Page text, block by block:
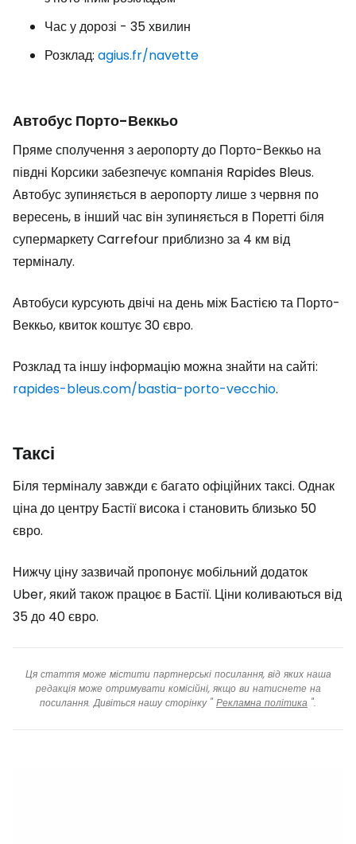
Час у дорозі - 35 хвилин
Розклад: agius.fr/navette
Автобус Порто-Веккьо
Пряме сполучення з аеропорту до Порто-Веккьо на
півдні Корсики забезпечує компанія Rapides Bleus.
Автобус зупиняється в аеропорту лише з червня по
вересень, в інший час він зупиняється в Поретті біля
супермаркету Carrefour приблизно за 4 км від
терміналу.
Автобуси курсують двічі на день між Бастією та Порто-
Веккьо, квиток коштує 30 євро.
Розклад та іншу інформацію можна знайти на сайті:
rapides-bleus.com/bastia-porto-vecchio.
Таксі
Біля терміналу завжди є багато офіційних таксі. Однак
ціна до центру Бастії висока і становить близько 50
євро.
Нижчу ціну зазвичай пропонує мобільний додаток
Uber, який також працює в Бастії. Ціни коливаються від
35 до 40 євро.
Ця стаття може містити партнерські посилання, від яких наша
редакція може отримувати комісійні, якщо ви натиснете на
посилання. Дивіться нашу сторінку " Рекламна політика ".